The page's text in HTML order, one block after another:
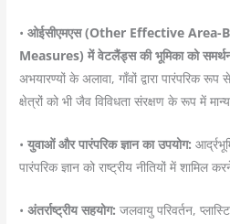
•ओईसीएमएस (Other Effective Area-
Measures) में वेटलैंड्स की भूमिका को
अभयारण्यों के अलावा, गाँवों द्वारा पारंपरिक
क्षेत्रों को भी जैव विविधता संरक्षण के रूप में
•युवाओं और पारंपरिक ज्ञान का उपयोग:
पारंपरिक ज्ञान को राष्ट्रीय नीतियों में शामिल
•अंतर्राष्ट्रीय सहयोग: जलवायु परिवर्तन,